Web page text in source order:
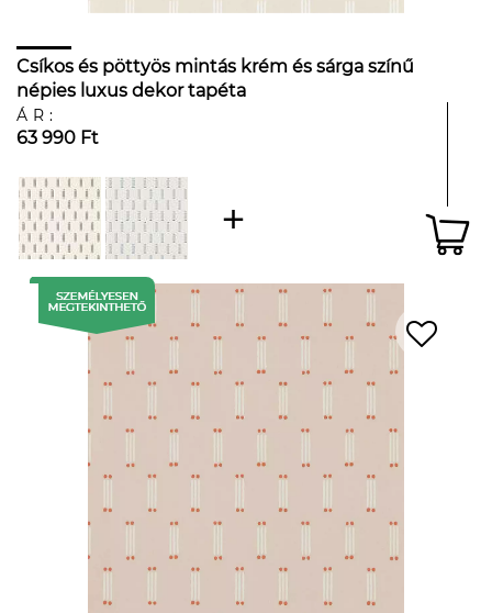
Csíkos és pöttyös mintás krém és sárga színű
népies luxus dekor tapéta
ÁR:
63 990 Ft